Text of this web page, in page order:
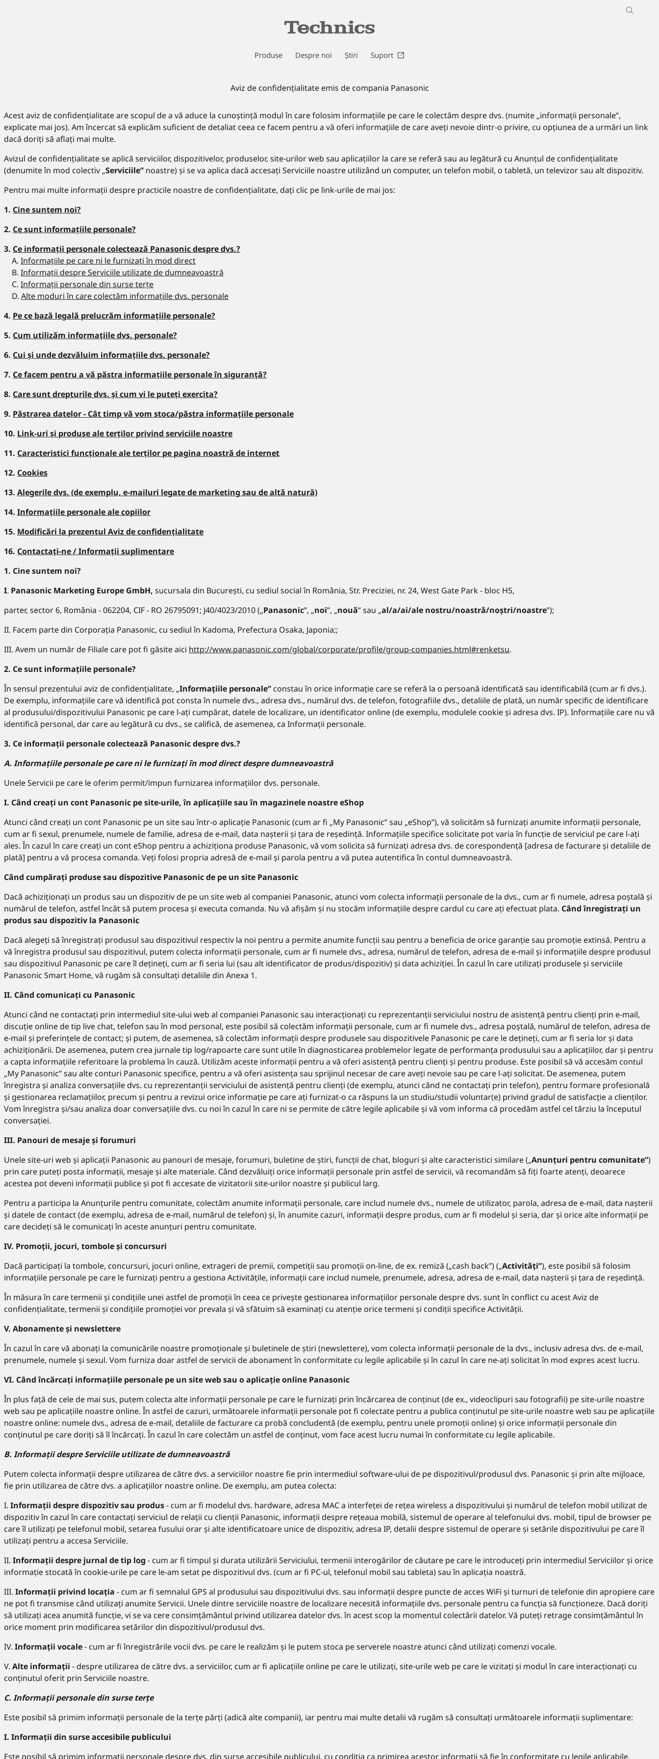
Produse Despre noi Știri Suport
Aviz de confidențialitate emis de compania Panasonic
Acest aviz de confidențialitate are scopul de a vă aduce la cunoștință modul în care folosim informațiile pe care le colectăm despre dvs. (numite „informații personale”,
explicate mai jos). Am încercat să explicăm suficient de detaliat ceea ce facem pentru a vă oferi informațiile de care aveți nevoie dintr-o privire, cu opțiunea de a urmări un link
dacă doriți să aflați mai multe.
Avizul de confidențialitate se aplică serviciilor, dispozitivelor, produselor, site-urilor web sau aplicațiilor la care se referă sau au legătură cu Anunțul de confidențialitate
(denumite în mod colectiv „Serviciile” noastre) și se va aplica dacă accesați Serviciile noastre utilizând un computer, un telefon mobil, o tabletă, un televizor sau alt dispozitiv.
Pentru mai multe informații despre practicile noastre de confidențialitate, dați clic pe link-urile de mai jos:
1. Cine suntem noi?
2. Ce sunt informațiile personale?
3. Ce informații personale colectează Panasonic despre dvs.?
A. Informațiile pe care ni le furnizați în mod direct
B. Informații despre Serviciile utilizate de dumneavoastră
C. Informații personale din surse terțe
D. Alte moduri în care colectăm informațiile dvs. personale
4. Pe ce bază legală prelucrăm informațiile personale?
5. Cum utilizăm informațiile dvs. personale?
6. Cui și unde dezvăluim informațiile dvs. personale?
7. Ce facem pentru a vă păstra informațiile personale în siguranță?
8. Care sunt drepturile dvs. și cum vi le puteți exercita?
9. Păstrarea datelor - Cât timp vă vom stoca/păstra informațiile personale
10. Link-uri și produse ale terților privind serviciile noastre
11. Caracteristici funcționale ale terților pe pagina noastră de internet
12. Cookies
13. Alegerile dvs. (de exemplu, e-mailuri legate de marketing sau de altă natură)
14. Informațiile personale ale copiilor
15. Modificări la prezentul Aviz de confidențialitate
16. Contactați-ne / Informații suplimentare
1. Cine suntem noi?
I. Panasonic Marketing Europe GmbH, sucursala din București, cu sediul social în România, Str. Preciziei, nr. 24, West Gate Park - bloc H5,
parter, sector 6, România - 062204, CIF - RO 26795091; J40/4023/2010 („Panasonic”, „noi”, „nouă” sau „al/a/ai/ale nostru/noastră/noștri/noastre”);
II. Facem parte din Corporația Panasonic, cu sediul în Kadoma, Prefectura Osaka, Japonia;;
III. Avem un număr de Filiale care pot fi găsite aici http://www.panasonic.com/global/corporate/profile/group-companies.html#renketsu.
2. Ce sunt informațiile personale?
În sensul prezentului aviz de confidențialitate, „Informațiile personale” constau în orice informație care se referă la o persoană identificată sau identificabilă (cum ar fi dvs.).
De exemplu, informațiile care vă identifică pot consta în numele dvs., adresa dvs., numărul dvs. de telefon, fotografiile dvs., detaliile de plată, un număr specific de identificare
al produsului/dispozitivului Panasonic pe care l-ați cumpărat, datele de localizare, un identificator online (de exemplu, modulele cookie și adresa dvs. IP). Informațiile care nu vă
identifică personal, dar care au legătură cu dvs., se califică, de asemenea, ca Informații personale.
3. Ce informații personale colectează Panasonic despre dvs.?
A. Informațiile personale pe care ni le furnizați în mod direct despre dumneavoastră
Unele Servicii pe care le oferim permit/impun furnizarea informațiilor dvs. personale.
I. Când creați un cont Panasonic pe site-urile, în aplicațiile sau în magazinele noastre eShop
Atunci când creați un cont Panasonic pe un site sau într-o aplicație Panasonic (cum ar fi „My Panasonic” sau „eShop”), vă solicităm să furnizați anumite informații personale,
cum ar fi sexul, prenumele, numele de familie, adresa de e-mail, data nașterii și țara de reședință. Informațiile specifice solicitate pot varia în funcție de serviciul pe care l-ați
ales. În cazul în care creați un cont eShop pentru a achiziționa produse Panasonic, vă vom solicita să furnizați adresa dvs. de corespondență [adresa de facturare și detaliile de
plată] pentru a vă procesa comanda. Veți folosi propria adresă de e-mail și parola pentru a vă putea autentifica în contul dumneavoastră.
Când cumpărați produse sau dispozitive Panasonic de pe un site Panasonic
Dacă achiziționați un produs sau un dispozitiv de pe un site web al companiei Panasonic, atunci vom colecta informații personale de la dvs., cum ar fi numele, adresa poștală și
numărul de telefon, astfel încât să putem procesa și executa comanda. Nu vă afișăm și nu stocăm informațiile despre cardul cu care ați efectuat plata. Când înregistrați un
produs sau dispozitiv la Panasonic
Dacă alegeți să înregistrați produsul sau dispozitivul respectiv la noi pentru a permite anumite funcții sau pentru a beneficia de orice garanție sau promoție extinsă. Pentru a
vă înregistra produsul sau dispozitivul, putem colecta informații personale, cum ar fi numele dvs., adresa, numărul de telefon, adresa de e-mail și informațiile despre produsul
sau dispozitivul Panasonic pe care îl dețineți, cum ar fi seria lui (sau alt identificator de produs/dispozitiv) și data achiziției. În cazul în care utilizați produsele și serviciile
Panasonic Smart Home, vă rugăm să consultați detaliile din Anexa 1.
II. Când comunicați cu Panasonic
Atunci când ne contactați prin intermediul site-ului web al companiei Panasonic sau interacționați cu reprezentanții serviciului nostru de asistență pentru clienți prin e-mail,
discuție online de tip live chat, telefon sau în mod personal, este posibil să colectăm informații personale, cum ar fi numele dvs., adresa poștală, numărul de telefon, adresa de
e-mail și preferințele de contact; și putem, de asemenea, să colectăm informații despre produsele sau dispozitivele Panasonic pe care le dețineți, cum ar fi seria lor și data
achiziționării. De asemenea, putem crea jurnale tip log/rapoarte care sunt utile în diagnosticarea problemelor legate de performanța produsului sau a aplicațiilor, dar și pentru
a capta informațiile referitoare la problema în cauză. Utilizăm aceste informații pentru a vă oferi asistență pentru clienți și pentru produse. Este posibil să vă accesăm contul
„My Panasonic” sau alte conturi Panasonic specifice, pentru a vă oferi asistența sau sprijinul necesar de care aveți nevoie sau pe care l-ați solicitat. De asemenea, putem
înregistra și analiza conversațiile dvs. cu reprezentanții serviciului de asistență pentru clienți (de exemplu, atunci când ne contactați prin telefon), pentru formare profesională
și gestionarea reclamațiilor, precum și pentru a revizui orice informație pe care ați furnizat-o ca răspuns la un studiu/studii voluntar(e) privind gradul de satisfacție a clienților.
Vom înregistra și/sau analiza doar conversațiile dvs. cu noi în cazul în care ni se permite de către legile aplicabile și vă vom informa că procedăm astfel cel târziu la începutul
conversației.
III. Panouri de mesaje și forumuri
Unele site-uri web și aplicații Panasonic au panouri de mesaje, forumuri, buletine de știri, funcții de chat, bloguri și alte caracteristici similare („Anunțuri pentru comunitate”)
prin care puteți posta informații, mesaje și alte materiale. Când dezvăluiți orice informații personale prin astfel de servicii, vă recomandăm să fiți foarte atenți, deoarece
acestea pot deveni informații publice și pot fi accesate de vizitatorii site-urilor noastre și publicul larg.
Pentru a participa la Anunțurile pentru comunitate, colectăm anumite informații personale, care includ numele dvs., numele de utilizator, parola, adresa de e-mail, data nașterii
și datele de contact (de exemplu, adresa de e-mail, numărul de telefon) și, în anumite cazuri, informații despre produs, cum ar fi modelul și seria, dar și orice alte informații pe
care decideți să le comunicați în aceste anunțuri pentru comunitate.
IV. Promoții, jocuri, tombole și concursuri
Dacă participați la tombole, concursuri, jocuri online, extrageri de premii, competiții sau promoții on-line, de ex. remiză („cash back”) („Activități”), este posibil să folosim
informațiile personale pe care le furnizați pentru a gestiona Activitățile, informații care includ numele, prenumele, adresa, adresa de e-mail, data nașterii și țara de reședință.
În măsura în care termenii și condițiile unei astfel de promoții în ceea ce privește gestionarea informațiilor personale despre dvs. sunt în conflict cu acest Aviz de
confidențialitate, termenii și condițiile promoției vor prevala și vă sfătuim să examinați cu atenție orice termeni și condiții specifice Activității.
V. Abonamente și newslettere
În cazul în care vă abonați la comunicările noastre promoționale și buletinele de știri (newslettere), vom colecta informații personale de la dvs., inclusiv adresa dvs. de e-mail,
prenumele, numele și sexul. Vom furniza doar astfel de servicii de abonament în conformitate cu legile aplicabile și în cazul în care ne-ați solicitat în mod expres acest lucru.
VI. Când încărcați informațiile personale pe un site web sau o aplicație online Panasonic
În plus față de cele de mai sus, putem colecta alte informații personale pe care le furnizați prin încărcarea de conținut (de ex., videoclipuri sau fotografii) pe site-urile noastre
web sau pe aplicațiile noastre online. În astfel de cazuri, următoarele informații personale pot fi colectate pentru a publica conținutul pe site-urile noastre web sau pe aplicațiile
noastre online: numele dvs., adresa de e-mail, detaliile de facturare ca probă concludentă (de exemplu, pentru unele promoții online) și orice informații personale din
conținutul pe care doriți să îl încărcați. În cazul în care colectăm un astfel de conținut, vom face acest lucru numai în conformitate cu legile aplicabile.
B. Informații despre Serviciile utilizate de dumneavoastră
Putem colecta informații despre utilizarea de către dvs. a serviciilor noastre fie prin intermediul software-ului de pe dispozitivul/produsul dvs. Panasonic și prin alte mijloace,
fie prin utilizarea de către dvs. a aplicațiilor noastre online. De exemplu, am putea colecta:
I. Informații despre dispozitiv sau produs- cum ar fi modelul dvs. hardware, adresa MAC a interfeței de rețea wireless a dispozitivului și numărul de telefon mobil utilizat de
dispozitiv în cazul în care contactați serviciul de relații cu clienții Panasonic, informații despre rețeaua mobilă, sistemul de operare al telefonului dvs. mobil, tipul de browser pe
care îl utilizați pe telefonul mobil, setarea fusului orar și alte identificatoare unice de dispozitiv, adresa IP, detalii despre sistemul de operare și setările dispozitivului pe care îl
utilizați pentru a accesa Serviciile.
II. Informații despre jurnal de tip log - cum ar fi timpul și durata utilizării Serviciului, termenii interogărilor de căutare pe care le introduceți prin intermediul Serviciilor și orice
informație stocată în cookie-urile pe care le-am setat pe dispozitivul dvs. (cum ar fi PC-ul, telefonul mobil sau tableta) sau în aplicația noastră.
III. Informații privind locația - cum ar fi semnalul GPS al produsului sau dispozitivului dvs. sau informații despre puncte de acces WiFi și turnuri de telefonie din apropiere care
ne pot fi transmise când utilizați anumite Servicii. Unele dintre serviciile noastre de localizare necesită informațiile dvs. personale pentru ca funcția să funcționeze. Dacă doriți
să utilizați acea anumită funcție, vi se va cere consimțământul privind utilizarea datelor dvs. în acest scop la momentul colectării datelor. Vă puteți retrage consimțământul în
orice moment prin modificarea setărilor din dispozitivul/produsul dvs.
IV. Informații vocale- cum ar fi înregistrările vocii dvs. pe care le realizăm și le putem stoca pe serverele noastre atunci când utilizați comenzi vocale.
V. Alte informații - despre utilizarea de către dvs. a serviciilor, cum ar fi aplicațiile online pe care le utilizați, site-urile web pe care le vizitați și modul în care interacționați cu
conținutul oferit prin Serviciile noastre.
C. Informații personale din surse terțe
Este posibil să primim informații personale de la terțe părți (adică alte companii), iar pentru mai multe detalii vă rugăm să consultați următoarele informații suplimentare:
I. Informații din surse accesibile publicului
Este posibil să primim informații personale despre dvs. din surse accesibile publicului, cu condiția ca primirea acestor informații să fie în conformitate cu legile aplicabile,